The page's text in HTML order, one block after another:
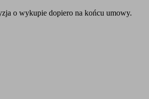
o wykupie dopiero na końcu umowy.